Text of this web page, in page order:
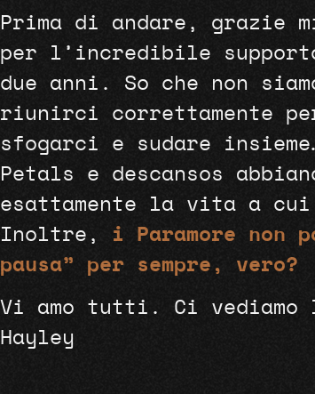
Prima di andare,
per l’incredibile
due anni. So che non
riunirci correttamente
sfogarci e sudare
Petals e descansos
esattamente la vita a
Inoltre, i Paramore non
pausa” per sempre, vero?
Vi amo tutti. Ci vediamo
Hayley